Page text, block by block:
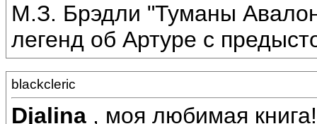
М.З. Брэдли "Туманы
легенд об Артуре с
blackcleric
Djalina , моя любимая